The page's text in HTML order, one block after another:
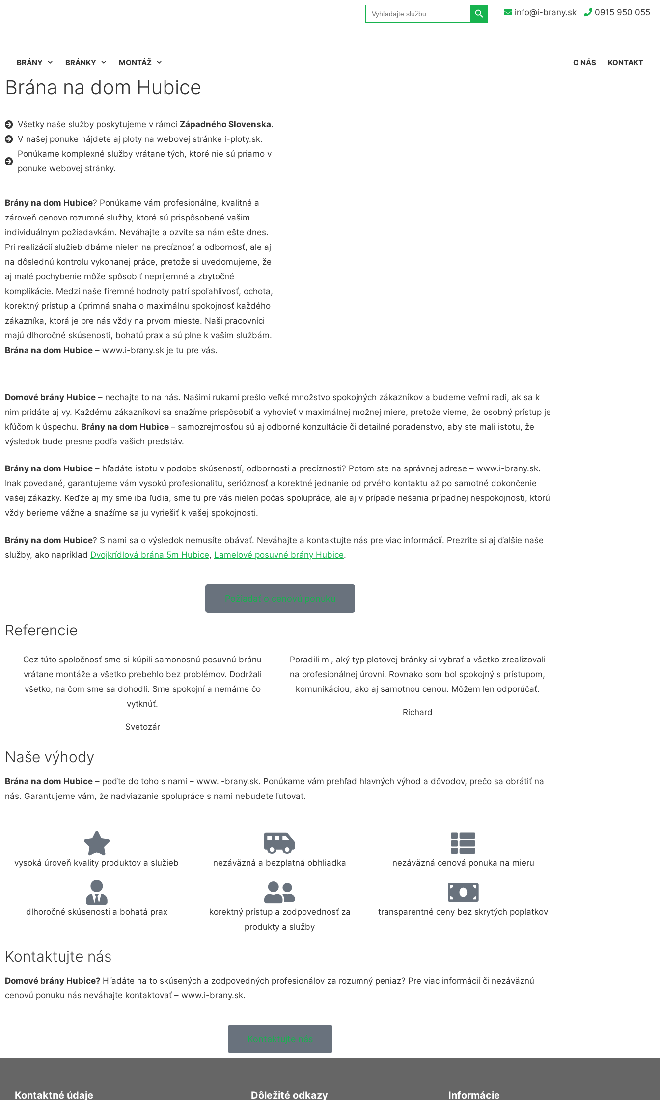
info@i-brany.sk 0915 950 055
Search
for:
Search Button
BRÁNY BRÁNKY MONTÁŽ KONTAKT
O NÁS
Brána na dom Hubice
Všetky naše služby poskytujeme v rámci Západného Slovenska.
V našej ponuke nájdete aj ploty na webovej stránke i-ploty.sk.
Ponúkame komplexné služby vrátane tých, ktoré nie sú priamo v
ponuke webovej stránky.
Brány na dom Hubice? Ponúkame vám profesionálne, kvalitné a
zároveň cenovo rozumné služby, ktoré sú prispôsobené vašim
individuálnym požiadavkám. Neváhajte a ozvite sa nám ešte dnes.
Pri realizácií služieb dbáme nielen na precíznosť a odbornosť, ale aj
na dôslednú kontrolu vykonanej práce, pretože si uvedomujeme, že
aj malé pochybenie môže spôsobiť nepríjemné a zbytočné
komplikácie. Medzi naše firemné hodnoty patrí spoľahlivosť, ochota,
korektný prístup a úprimná snaha o maximálnu spokojnosť každého
zákazníka, ktorá je pre nás vždy na prvom mieste. Naši pracovníci
majú dlhoročné skúsenosti, bohatú prax a sú plne k vašim službám.
Brána na dom Hubice – www.i-brany.sk je tu pre vás.
Domové brány Hubice – nechajte to na nás. Našimi rukami prešlo veľké množstvo spokojných zákazníkov a budeme veľmi radi, ak sa k
nim pridáte aj vy. Každému zákazníkovi sa snažíme prispôsobiť a vyhovieť v maximálnej možnej miere, pretože vieme, že osobný prístup je
kľúčom k úspechu. Brány na dom Hubice – samozrejmosťou sú aj odborné konzultácie či detailné poradenstvo, aby ste mali istotu, že
výsledok bude presne podľa vašich predstáv.
Brány na dom Hubice – hľadáte istotu v podobe skúseností, odbornosti a precíznosti? Potom ste na správnej adrese – www.i-brany.sk.
Inak povedané, garantujeme vám vysokú profesionalitu, serióznosť a korektné jednanie od prvého kontaktu až po samotné dokončenie
vašej zákazky. Keďže aj my sme iba ľudia, sme tu pre vás nielen počas spolupráce, ale aj v prípade riešenia prípadnej nespokojnosti, ktorú
vždy berieme vážne a snažíme sa ju vyriešiť k vašej spokojnosti.
Brány na dom Hubice? S nami sa o výsledok nemusíte obávať. Neváhajte a kontaktujte nás pre viac informácií. Prezrite si aj ďalšie naše
služby, ako napríklad Dvojkrídlová brána 5m Hubice, Lamelové posuvné brány Hubice.
Požiadať o cenovú ponuku
Referencie
Cez túto spoločnosť sme si kúpili samonosnú posuvnú bránu
vrátane montáže a všetko prebehlo bez problémov. Dodržali
všetko, na čom sme sa dohodli. Sme spokojní a nemáme čo
vytknúť.
Svetozár
Poradili mi, aký typ plotovej bránky si vybrať a všetko zrealizovali
na profesionálnej úrovni. Rovnako som bol spokojný s prístupom,
komunikáciou, ako aj samotnou cenou. Môžem len odporúčať.
Richard
Naše výhody
Brána na dom Hubice – poďte do toho s nami – www.i-brany.sk. Ponúkame vám prehľad hlavných výhod a dôvodov, prečo sa obrátiť na
nás. Garantujeme vám, že nadviazanie spolupráce s nami nebudete ľutovať.
vysoká úroveň kvality produktov a služieb nezáväzná a bezplatná obhliadka nezáväzná cenová ponuka na mieru
dlhoročné skúsenosti a bohatá prax
korektný prístup a zodpovednosť za
produkty a služby
transparentné ceny bez skrytých poplatkov
Kontaktujte nás
Domové brány Hubice? Hľadáte na to skúsených a zodpovedných profesionálov za rozumný peniaz? Pre viac informácií či nezáväznú
cenovú ponuku nás neváhajte kontaktovať – www.i-brany.sk.
Kontaktujte nás
Kontaktné údaje Dôležité odkazy Informácie